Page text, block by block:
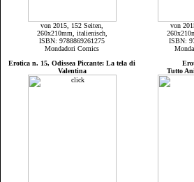
von 2015, 152 Seiten,
260x210mm, italienisch,
ISBN: 9788869261275
Mondadori Comics
von
ISBN:
Erotica n. 15, Odissea Piccante: La tela di
Valentina
Tutto